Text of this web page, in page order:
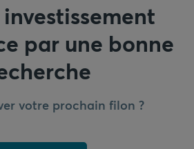
par une bonne
votre prochain filon ?